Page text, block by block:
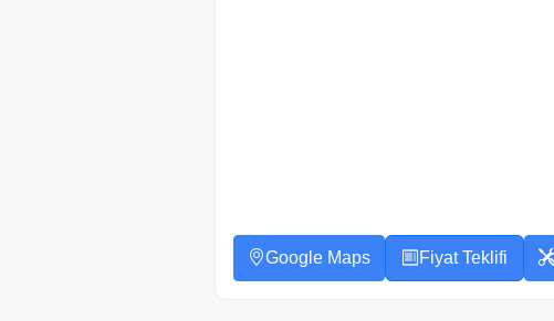
Google Maps Fiyat Teklifi